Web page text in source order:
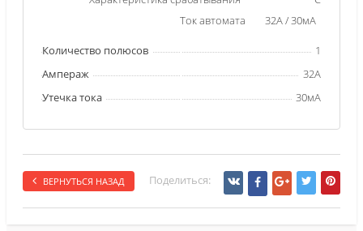
Ток автомата
32А / 30мА
Количество полюсов
1
Ампераж
32А
Утечка тока
30мА
ВЕРНУТЬСЯ НАЗАД Поделиться: